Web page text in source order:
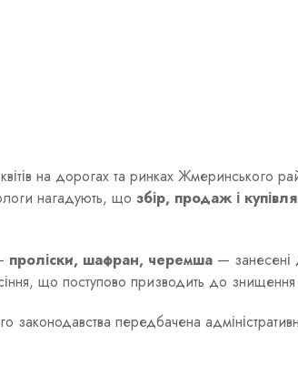
на дорогах та ринках Жмеринського
нагадують, що збір, продаж і
проліски, шафран, черемша — занесені
що поступово призводить до знищення
передбачена